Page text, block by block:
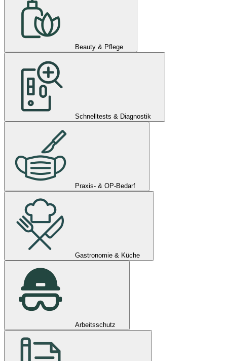
Beauty & Pflege
Schnelltests & Diagnostik
Praxis- & OP-Bedarf
Gastronomie & Küche
Arbeitsschutz